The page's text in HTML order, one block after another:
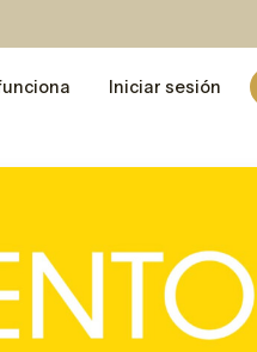
Iniciar sesión